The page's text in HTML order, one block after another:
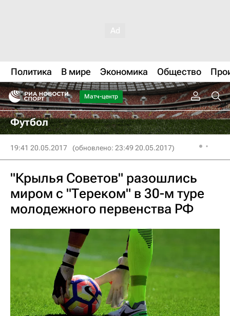
Политика В мире Экономика Общество
Матч-центр
Футбол
19:41 20.05.2017 (обновлено: 23:49 20.05.2017)
"Крылья Советов" разошлись
миром с "Тереком" в 30-м туре
молодежного первенства РФ